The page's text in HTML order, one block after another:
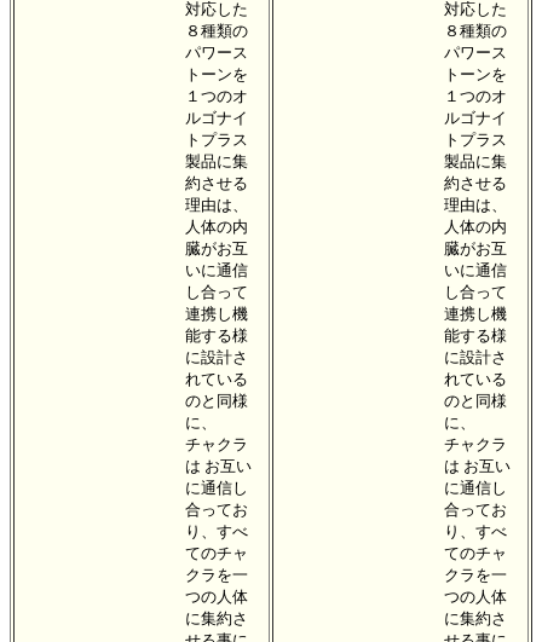
対応した
８種類の
パワース
トーンを
１つのオ
ルゴナイ
トプラス
製品に集
約させる
理由は、
人体の内
臓がお互
いに通信
し合って
連携し機
能する様
に設計さ
れている
のと同様
に、
チャクラ
は お互い
に通信し
合ってお
り、すべ
てのチャ
クラを一
つの人体
に集約さ
対応した
８種類の
パワース
トーンを
１つのオ
ルゴナイ
トプラス
製品に集
約させる
理由は、
人体の内
臓がお互
いに通信
し合って
連携し機
能する様
に設計さ
れている
のと同様
に、
チャクラ
は お互い
に通信し
合ってお
り、すべ
てのチャ
クラを一
つの人体
に集約さ